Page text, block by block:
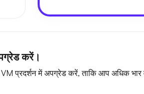
करें।
प्रदर्शन में अपग्रेड करें, ताकि आप अधिक भार